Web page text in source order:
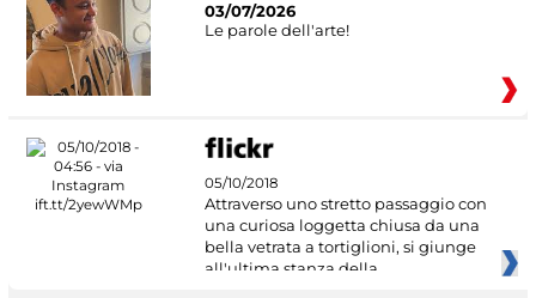
03/07/2026
Le parole dell'arte!
05/10/2018
Attraverso uno stretto passaggio con
una curiosa loggetta chiusa da una
bella vetrata a tortiglioni, si giunge
all'ultima stanza della